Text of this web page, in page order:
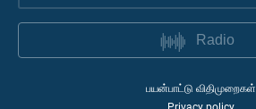
Radio
பயன்பாட்டு விதிமுறைகள்